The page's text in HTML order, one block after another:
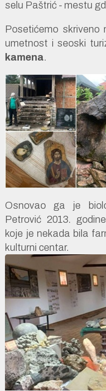
selu Paštrić - mestu
Posetićemo
umetnost i seoski
kamena.
Osnovao ga je
Petrović 2013.
koje je nekada bila
kulturni centar.